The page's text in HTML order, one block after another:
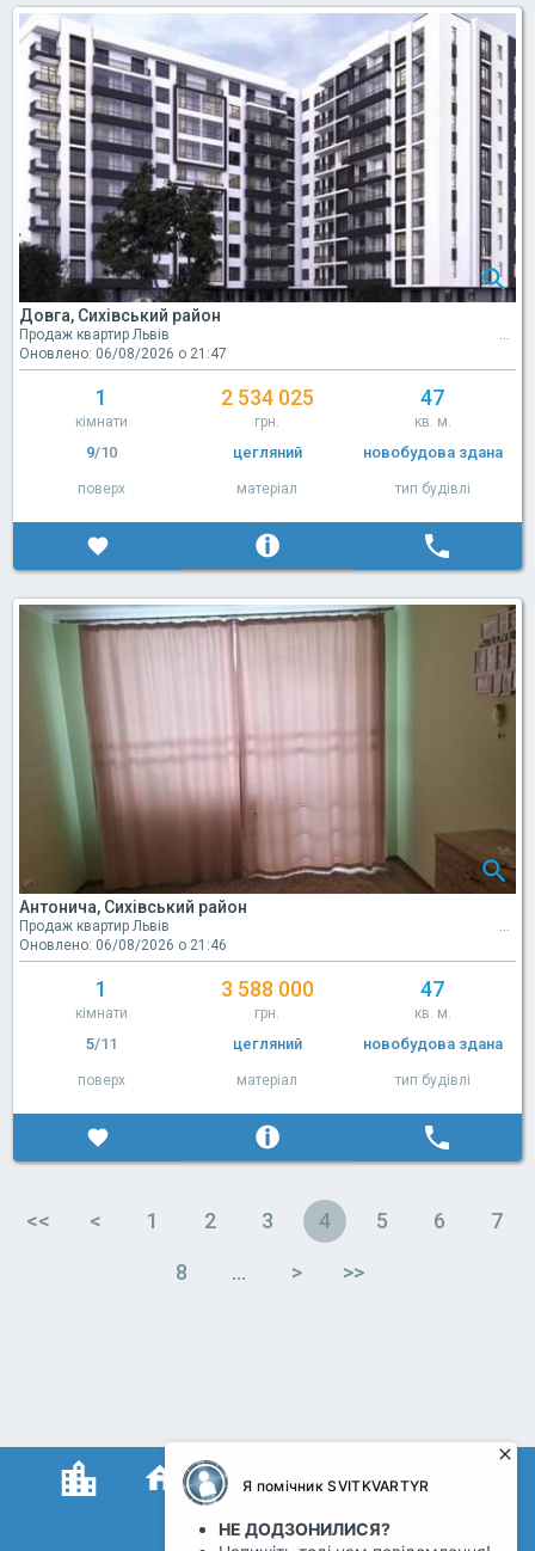
Довга, Сихівський район
Продаж квартир Львів
Оновлено: 06/08/2026 о 21:47
1
кімнати
2 534 025
грн.
47
кв. м.
9/10
поверх
цегляний
матеріал
новобудова здана
тип будівлі
Антонича, Сихівський район
Продаж квартир Львів
Оновлено: 06/08/2026 о 21:46
1
кімнати
3 588 000
грн.
47
кв. м.
5/11
поверх
цегляний
матеріал
новобудова здана
тип будівлі
<< < 1 2 3 4 5 6 7
8 … > >>